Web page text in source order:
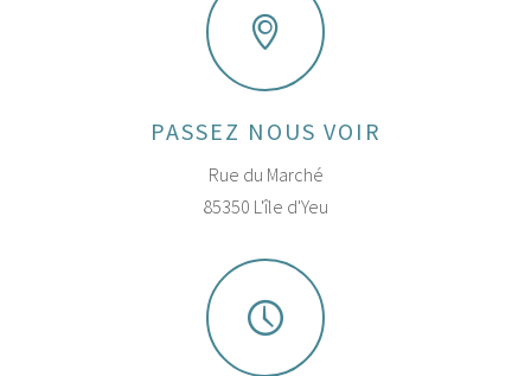
PASSEZ NOUS VOIR
Rue du Marché
85350 L'île d'Yeu